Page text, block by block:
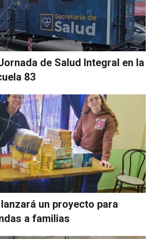
de Salud Integral en la
83
un proyecto para
a familias